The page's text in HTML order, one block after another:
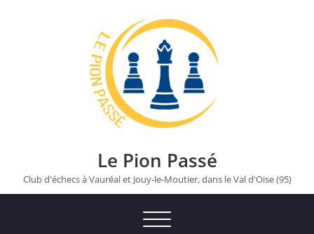
Le Pion Passé
Club d'échecs à Vauréal et Jouy-le-Moutier, dans le Val d'Oise (95)
Toggle